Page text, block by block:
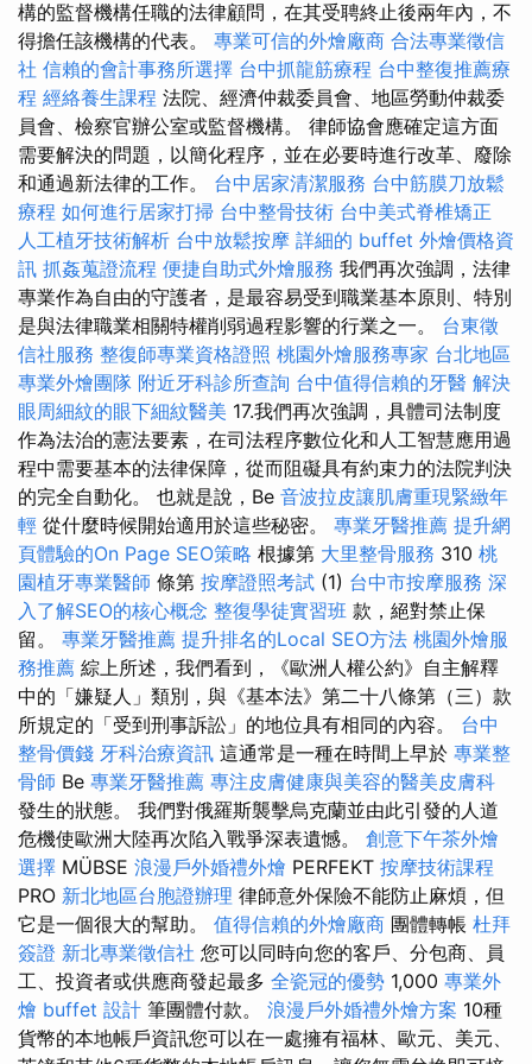
構的監督機構任職的法律顧問，在其受聘終止後兩年內，不
得擔任該機構的代表。 專業可信的外燴廠商 合法專業徵信
社 信賴的會計事務所選擇 台中抓龍筋療程 台中整復推薦療
程 經絡養生課程 法院、經濟仲裁委員會、地區勞動仲裁委
員會、檢察官辦公室或監督機構。 律師協會應確定這方面
需要解決的問題，以簡化程序，並在必要時進行改革、廢除
和通過新法律的工作。 台中居家清潔服務 台中筋膜刀放鬆
療程 如何進行居家打掃 台中整骨技術 台中美式脊椎矯正
人工植牙技術解析 台中放鬆按摩 詳細的 buffet 外燴價格資
訊 抓姦蒐證流程 便捷自助式外燴服務 我們再次強調，法律
專業作為自由的守護者，是最容易受到職業基本原則、特別
是與法律職業相關特權削弱過程影響的行業之一。 台東徵
信社服務 整復師專業資格證照 桃園外燴服務專家 台北地區
專業外燴團隊 附近牙科診所查詢 台中值得信賴的牙醫 解決
眼周細紋的眼下細紋醫美 17.我們再次強調，具體司法制度
作為法治的憲法要素，在司法程序數位化和人工智慧應用過
程中需要基本的法律保障，從而阻礙具有約束力的法院判決
的完全自動化。 也就是說，Be 音波拉皮讓肌膚重現緊緻年
輕 從什麼時候開始適用於這些秘密。 專業牙醫推薦 提升網
頁體驗的On Page SEO策略 根據第 大里整骨服務 310 桃
園植牙專業醫師 條第 按摩證照考試 (1) 台中市按摩服務 深
入了解SEO的核心概念 整復學徒實習班 款，絕對禁止保
留。 專業牙醫推薦 提升排名的Local SEO方法 桃園外燴服
務推薦 綜上所述，我們看到，《歐洲人權公約》自主解釋
中的「嫌疑人」類別，與《基本法》第二十八條第（三）款
所規定的「受到刑事訴訟」的地位具有相同的內容。 台中
整骨價錢 牙科治療資訊 這通常是一種在時間上早於 專業整
骨師 Be 專業牙醫推薦 專注皮膚健康與美容的醫美皮膚科
發生的狀態。 我們對俄羅斯襲擊烏克蘭並由此引發的人道
危機使歐洲大陸再次陷入戰爭深表遺憾。 創意下午茶外燴
選擇 MÜBSE 浪漫戶外婚禮外燴 PERFEKT 按摩技術課程
PRO 新北地區台胞證辦理 律師意外保險不能防止麻煩，但
它是一個很大的幫助。 值得信賴的外燴廠商 團體轉帳 杜拜
簽證 新北專業徵信社 您可以同時向您的客戶、分包商、員
工、投資者或供應商發起最多 全瓷冠的優勢 1,000 專業外
燴 buffet 設計 筆團體付款。 浪漫戶外婚禮外燴方案 10種
貨幣的本地帳戶資訊您可以在一處擁有福林、歐元、美元、